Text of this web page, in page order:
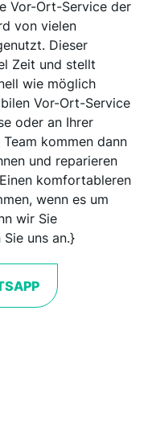
Vor-Ort-Service der
von vielen
Dieser
Zeit und stellt
wie möglich
Vor-Ort-Service
oder an Ihrer
kommen dann
und reparieren
komfortableren
wenn es um
wir Sie
uns an.}